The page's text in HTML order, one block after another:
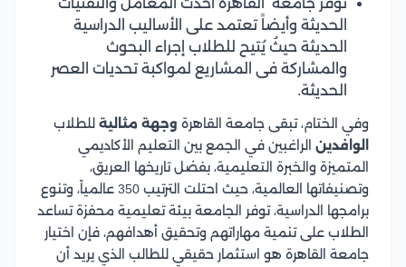
توفر جامعة القاهرة أحدث المعامل والتقنيات
الحديثة وأيضاً تعتمد على الأساليب الدراسية
الحديثة حيثُ يُتيح للطلاب إجراء البحوث
والمشاركة فى المشاريع لمواكبة تحديات العصر
الحديثة.
وفي الختام، تبقى جامعة القاهرة وجهة مثالية للطلاب
الوافدين الراغبين في الجمع بين التعليم الأكاديمي
المتميزة والخبرة التعليمية، بفضل تاريخها العريق،
وتصنيفاتها العالمية، حيث احتلت الترتيب 350 عالمياً، وتنوع
برامجها الدراسية، توفر الجامعة بيئة تعليمية محفزة تساعد
الطلاب على تنمية مهاراتهم وتحقيق أهدافهم، فإن اختيار
جامعة القاهرة هو استثمار حقيقي للطالب الذي يريد أن